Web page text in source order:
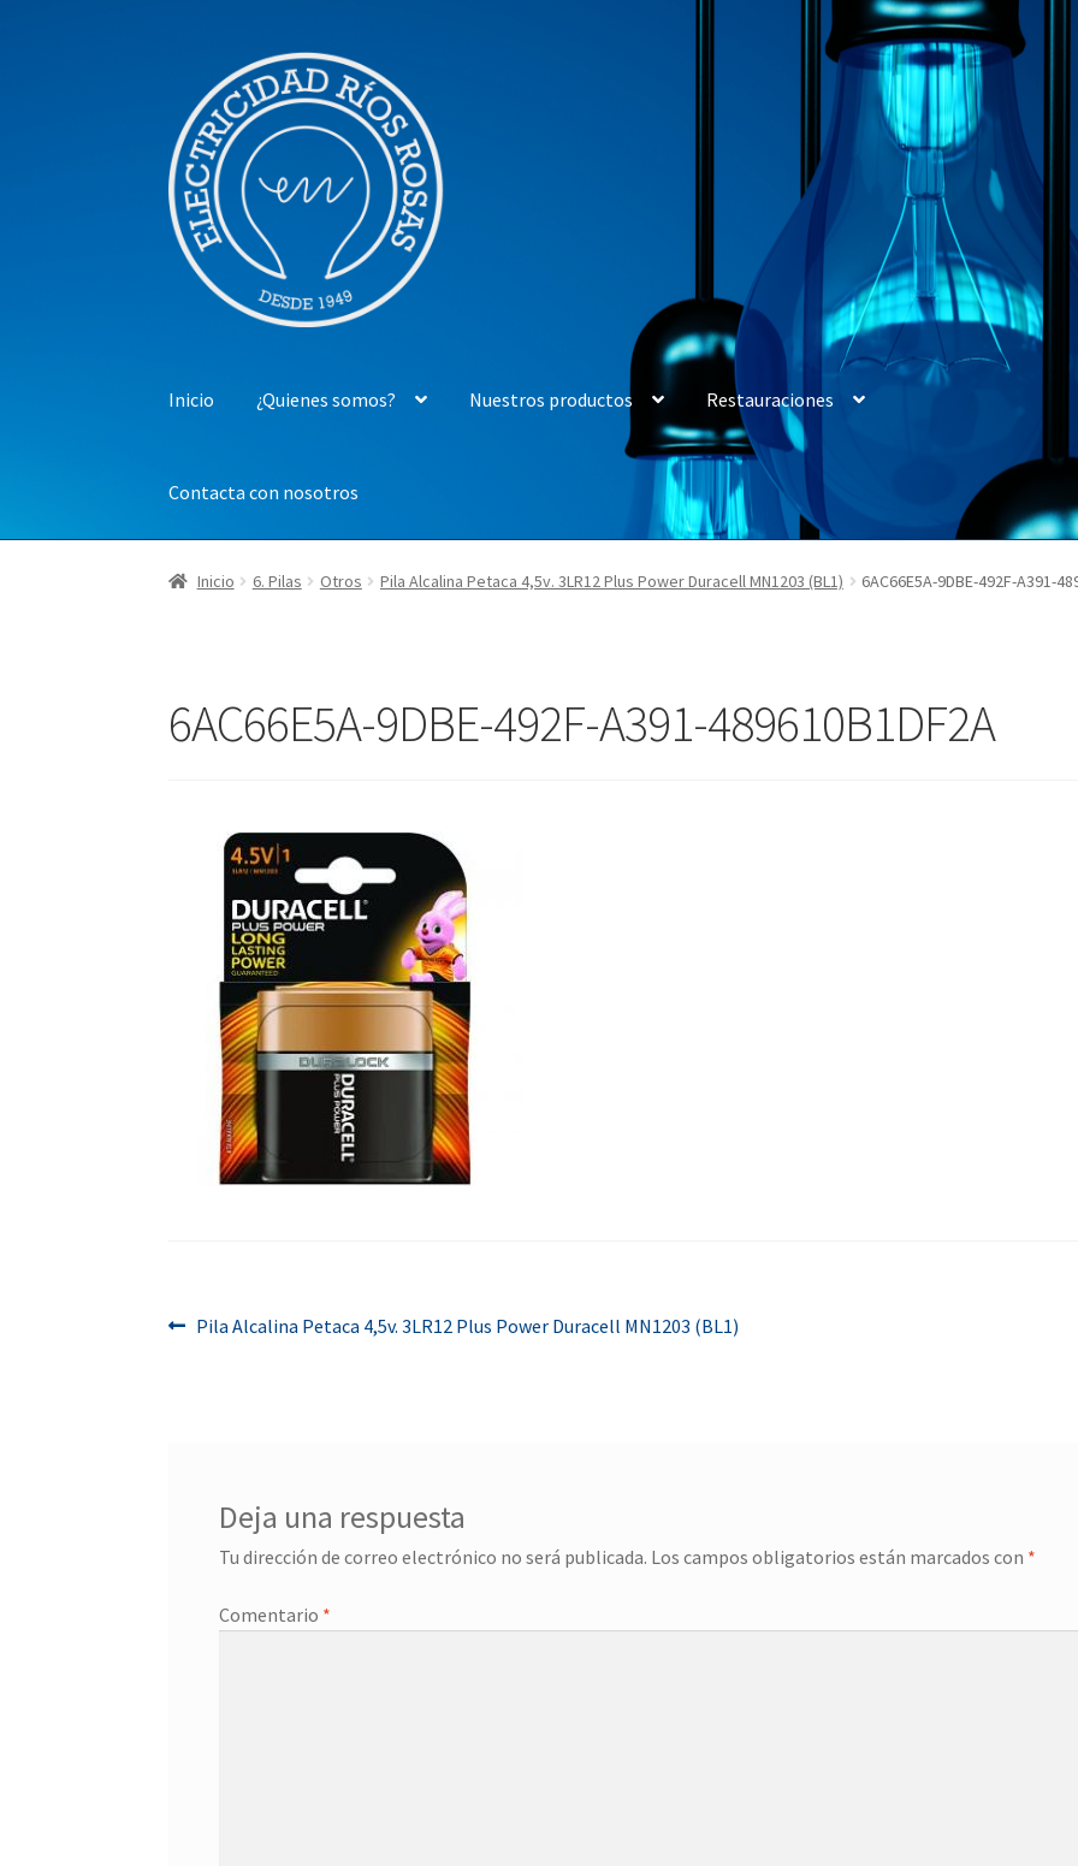
la
navegación
contenido
Inicio ¿Quienes somos? Nuestros productos Restauraciones
Contacta con nosotros
Inicio 6. Pilas Otros Pila Alcalina Petaca 4,5v. 3LR12 Plus Power Duracell MN1203 (BL1) 6AC66E5A-9DBE-492F-A391-
6AC66E5A-9DBE-492F-A391-489610B1DF2A
Navegación
Anterior:
Pila Alcalina Petaca 4,5v. 3LR12 Plus Power Duracell MN1203 (BL1)
Deja una respuesta
Tu dirección de correo electrónico no será publicada. Los campos obligatorios están marcados con *
Comentario *